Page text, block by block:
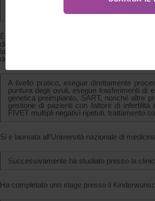
Membro dell'ESHRE - Associazione
ucraina di medicina riproduttiva
È specializzata nell'implementazione di cicli
dipartimento del programma PMA, nella
lavoro analitico della Dr. Bespechnaya è
delle tecnologie di riproduzione assistita.
A livello pratico, esegue direttamente
puntura degli ovuli, esegue trasferimenti di
genetica preimpianto, SART, nonché altre
gestione di pazienti con fattore di infertilità
FIVET multipli negativi ripetuti, trattamento
Si è laureata all’Università nazionale di
Successivamente ha studiato presso la
Ha completato uno stage presso il